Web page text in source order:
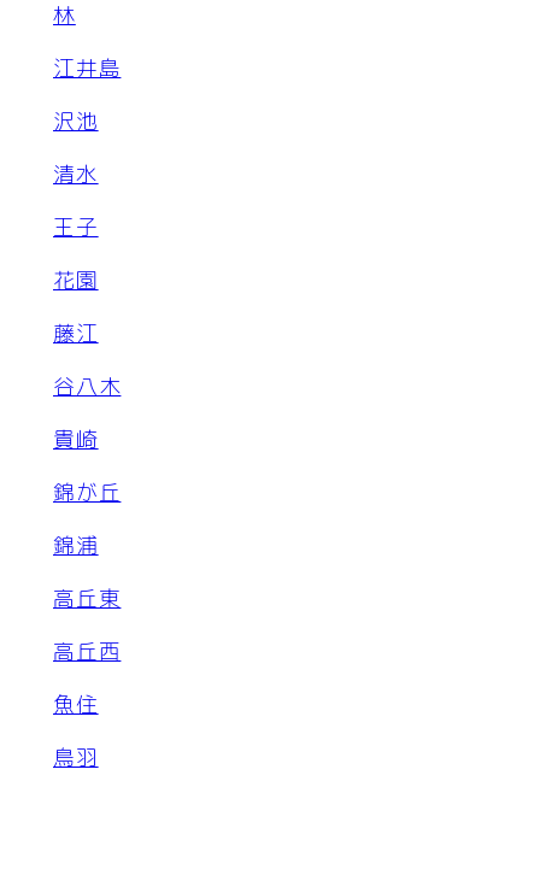
林
江井島
沢池
清水
王子
花園
藤江
谷八木
貴崎
錦が丘
錦浦
高丘東
高丘西
魚住
鳥羽